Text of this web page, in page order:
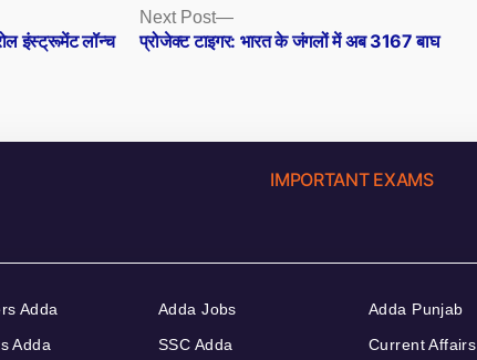
इंस्ट्रूमेंट लॉन्च
Next Post
Next
post:
प्रोजेक्ट टाइगर: भारत के जंगलों में अब 3167 बाघ
IMPORTANT EXAMS
Adda
Adda
Adda Jobs
SSC Adda
Adda Punjab
Current Affairs